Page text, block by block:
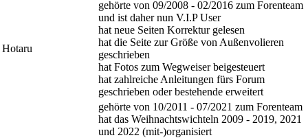
Hotaru
gehörte von 09/2008 - 02/2016 zum Forenteam
und ist daher nun V.I.P User
hat neue Seiten Korrektur gelesen
hat die Seite zur Größe von Außenvolieren
geschrieben
hat Fotos zum Wegweiser beigesteuert
hat zahlreiche Anleitungen fürs Forum
geschrieben oder bestehende erweitert
gehörte von 10/2011 - 07/2021 zum Forenteam
hat das Weihnachtswichteln 2009 - 2019, 2021
und 2022 (mit-)organisiert